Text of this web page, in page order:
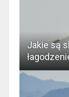
Jakie są